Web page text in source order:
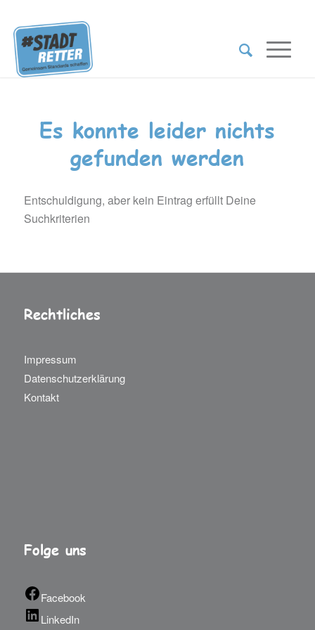
Es konnte leider nichts
gefunden werden
Entschuldigung, aber kein Eintrag erfüllt Deine
Suchkriterien
Rechtliches
Impressum
Datenschutzerklärung
Kontakt
Folge uns
Facebook
LinkedIn